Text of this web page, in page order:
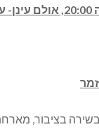
זמר
בשירה בציבור,